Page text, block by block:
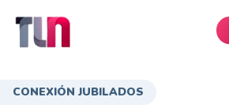
CONEXIÓN JUBILADOS